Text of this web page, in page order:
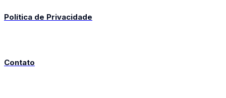
Política de Privacidade
Contato